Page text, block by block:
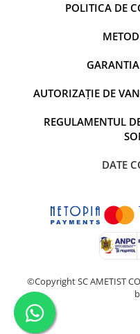
POLITICA DE
AUTORIZAȚIE DE
REGULAMENTUL
DATE
©Copyright SC AMETIST